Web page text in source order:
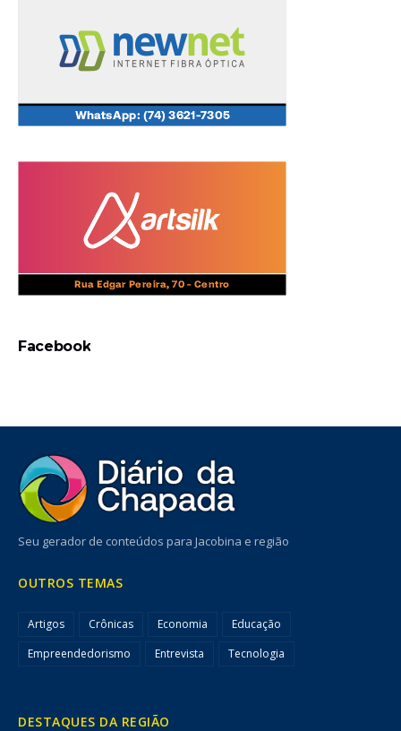
Facebook
Seu gerador de conteúdos para Jacobina e região
OUTROS TEMAS
Artigos Crônicas Economia
Educação
Empreendedorismo
Entrevista Tecnologia
DESTAQUES DA REGIÃO